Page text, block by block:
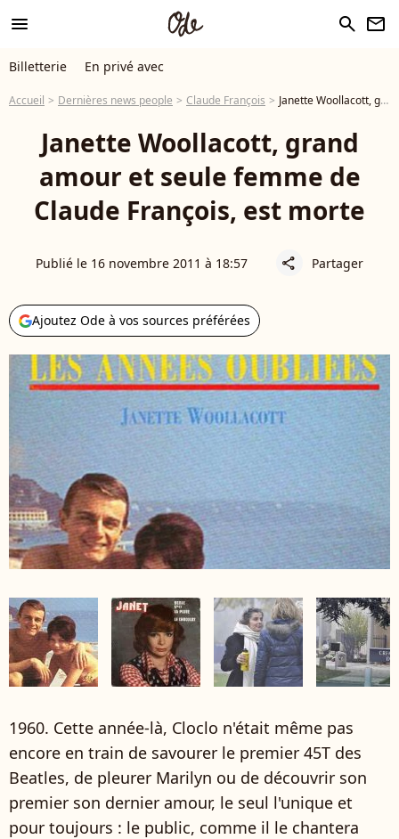
menu search newsletter
Billetterie En privé avec
Accueil Dernières news people Claude François Janette Woollacott, grand amour et seule femme de Claude François, est morte
Janette Woollacott, grand
amour et seule femme de
Claude François, est morte
Publié le 16 novembre 2011 à 18:57 share Partager
Ajoutez Ode à vos sources préférées
1960. Cette année-là, Cloclo n'était même pas
encore en train de savourer le premier 45T des
Beatles, de pleurer Marilyn ou de découvrir son
premier son dernier amour, le seul l'unique et
pour toujours : le public, comme il le chantera